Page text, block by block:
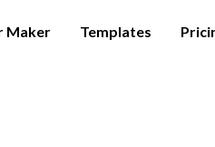
Maker Templates